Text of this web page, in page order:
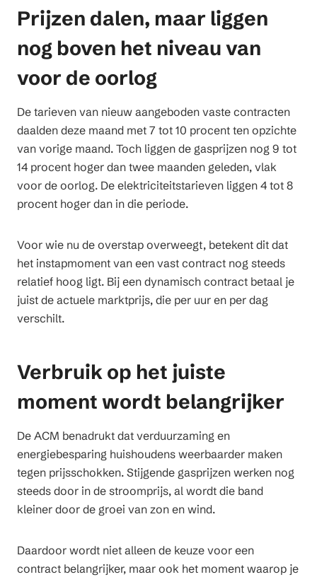
Prijzen dalen, maar liggen
nog boven het niveau van
voor de oorlog
De tarieven van nieuw aangeboden vaste contracten
daalden deze maand met 7 tot 10 procent ten opzichte
van vorige maand. Toch liggen de gasprijzen nog 9 tot
14 procent hoger dan twee maanden geleden, vlak
voor de oorlog. De elektriciteitstarieven liggen 4 tot 8
procent hoger dan in die periode.
Voor wie nu de overstap overweegt, betekent dit dat
het instapmoment van een vast contract nog steeds
relatief hoog ligt. Bij een dynamisch contract betaal je
juist de actuele marktprijs, die per uur en per dag
verschilt.
Verbruik op het juiste
moment wordt belangrijker
De ACM benadrukt dat verduurzaming en
energiebesparing huishoudens weerbaarder maken
tegen prijsschokken. Stijgende gasprijzen werken nog
steeds door in de stroomprijs, al wordt die band
kleiner door de groei van zon en wind.
Daardoor wordt niet alleen de keuze voor een
contract belangrijker, maar ook het moment waarop je